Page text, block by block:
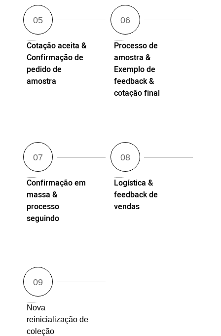
Cotação aceita &
Confirmação de
pedido de
amostra
Processo de
amostra &
Exemplo de
feedback &
cotação final
Confirmação em
massa &
processo
seguindo
Logística &
feedback de
vendas
Nova
reinicialização de
coleção